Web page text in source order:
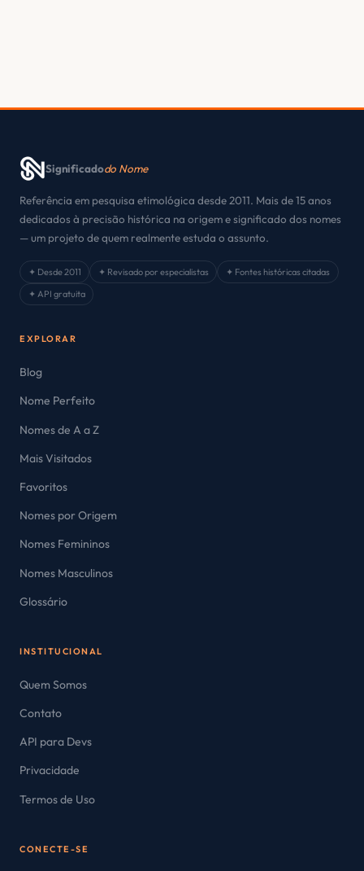
Significadodo Nome
Referência em pesquisa etimológica desde 2011. Mais de 15 anos
dedicados à precisão histórica na origem e significado dos nomes
— um projeto de quem realmente estuda o assunto.
✦ Desde 2011 ✦ Revisado por especialistas
✦ Fontes históricas citadas
✦ API gratuita
EXPLORAR
Blog
Nome Perfeito
Nomes de A a Z
Mais Visitados
Favoritos
Nomes por Origem
Nomes Femininos
Nomes Masculinos
Glossário
INSTITUCIONAL
Quem Somos
Contato
API para Devs
Privacidade
Termos de Uso
CONECTE-SE